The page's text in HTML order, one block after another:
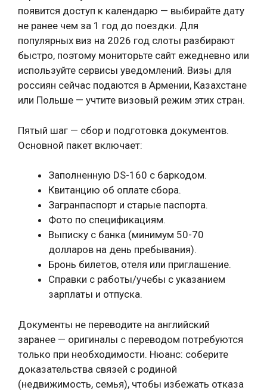
появится доступ к календарю — выбирайте дату
не ранее чем за 1 год до поездки. Для
популярных виз на 2026 год слоты разбирают
быстро, поэтому мониторьте сайт ежедневно или
используйте сервисы уведомлений. Визы для
россиян сейчас подаются в Армении, Казахстане
или Польше — учтите визовый режим этих стран.
Пятый шаг — сбор и подготовка документов.
Основной пакет включает:
Заполненную DS-160 с баркодом.
Квитанцию об оплате сбора.
Загранпаспорт и старые паспорта.
Фото по спецификациям.
Выписку с банка (минимум 50-70
долларов на день пребывания).
Бронь билетов, отеля или приглашение.
Справки с работы/учебы с указанием
зарплаты и отпуска.
Документы не переводите на английский
заранее — оригиналы с переводом потребуются
только при необходимости. Нюанс: соберите
доказательства связей с родиной
(недвижимость, семья), чтобы избежать отказа